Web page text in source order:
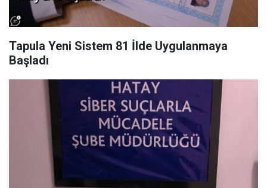
Tapula Yeni Sistem 81 İlde Uygulanmaya
Başladı